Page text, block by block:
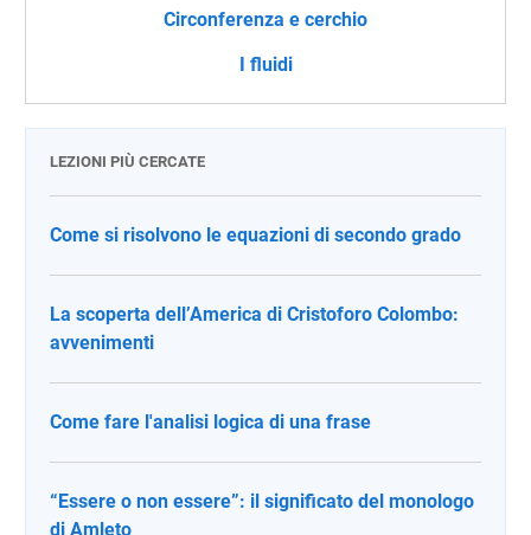
Circonferenza e cerchio
I fluidi
LEZIONI PIÙ CERCATE
Come si risolvono le equazioni di secondo grado
La scoperta dell’America di Cristoforo Colombo:
avvenimenti
Come fare l'analisi logica di una frase
“Essere o non essere”: il significato del monologo
di Amleto